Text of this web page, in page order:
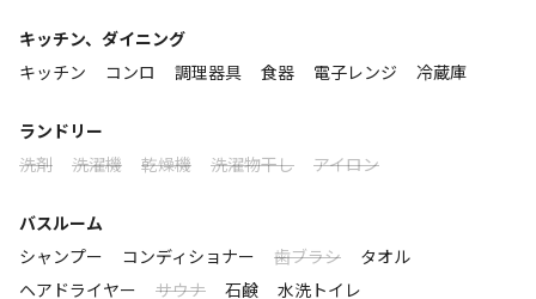
ゆったりお風呂に入りたいという方には、妙義山の中腹から関東
平野が一望の日帰り温泉「もみじの湯」と、温泉マーク♨発祥の
車で5分、入浴料520円）
キッチン、ダイニング
キッチン
コンロ 調理器具 食器 電子レンジ 冷蔵庫
ランドリー
洗剤
洗濯機 乾燥機 洗濯物干し アイロン
バスルーム
シャンプー
コンディショナー 歯ブラシ
タオル
ヘアドライヤー
サウナ 石鹸 水洗トイレ
アウトドアを気軽に楽しむ３棟
●カジュアル・コテージ
●コーチマン
標高